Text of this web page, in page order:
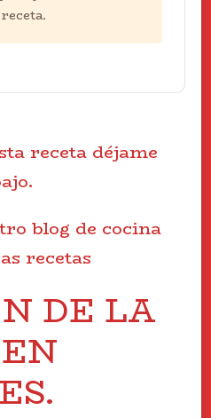
receta déjame
blog de cocina
recetas
DE LA